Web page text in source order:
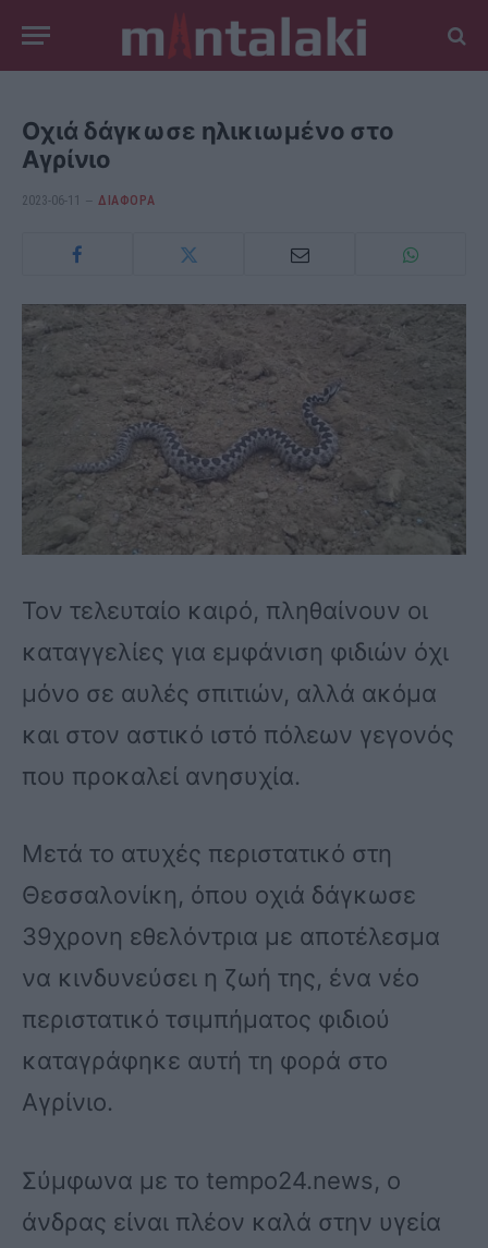
Οχιά δάγκωσε ηλικιωμένο στο
Αγρίνιο
2023-06-11 ΔΙΆΦΟΡΑ
Τον τελευταίο καιρό, πληθαίνουν οι
καταγγελίες για εμφάνιση φιδιών όχι
μόνο σε αυλές σπιτιών, αλλά ακόμα
και στον αστικό ιστό πόλεων γεγονός
που προκαλεί ανησυχία.
Μετά το ατυχές περιστατικό στη
Θεσσαλονίκη, όπου οχιά δάγκωσε
39χρονη εθελόντρια με αποτέλεσμα
να κινδυνεύσει η ζωή της, ένα νέο
περιστατικό τσιμπήματος φιδιού
καταγράφηκε αυτή τη φορά στο
Αγρίνιο.
Σύμφωνα με το tempo24.news, ο
άνδρας είναι πλέον καλά στην υγεία